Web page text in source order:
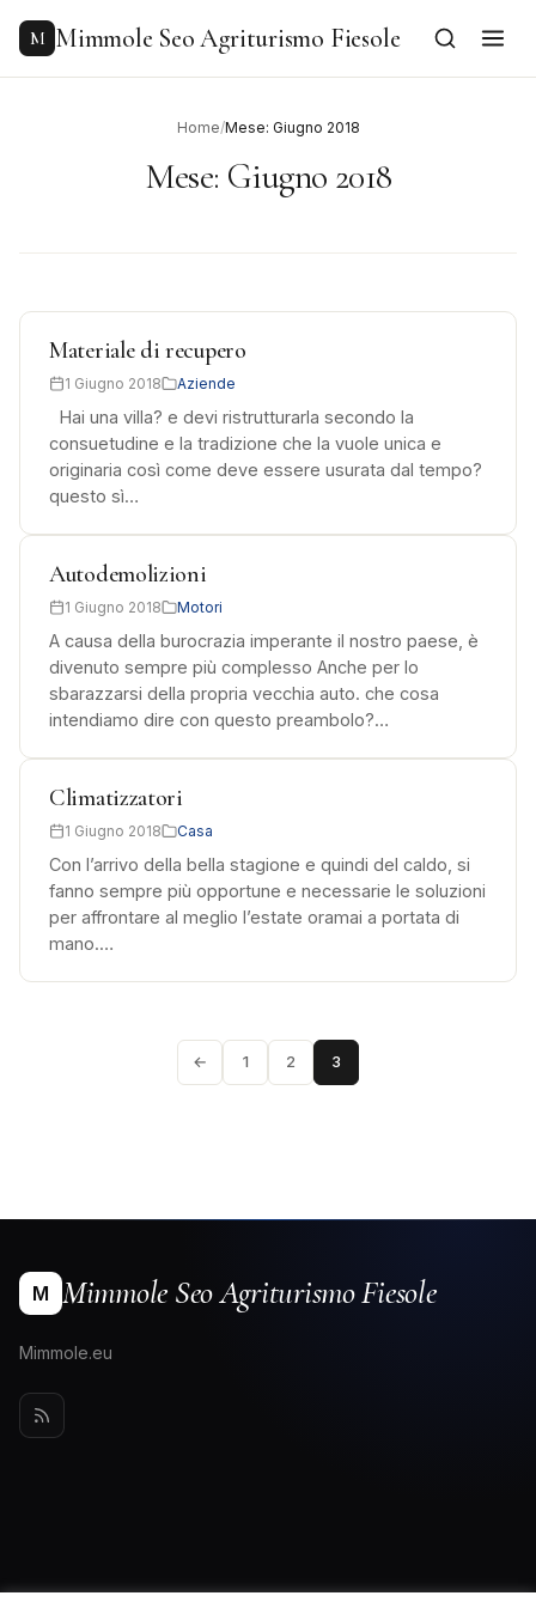
content
M Mimmole Seo Agriturismo Fiesole
Home/Mese: Giugno 2018
Mese: Giugno 2018
Materiale di recupero
1 Giugno 2018 Aziende
Hai una villa? e devi ristrutturarla secondo la
consuetudine e la tradizione che la vuole unica e
originaria così come deve essere usurata dal tempo?
questo sì…
Autodemolizioni
1 Giugno 2018 Motori
A causa della burocrazia imperante il nostro paese, è
divenuto sempre più complesso Anche per lo
sbarazzarsi della propria vecchia auto. che cosa
intendiamo dire con questo preambolo?…
Climatizzatori
1 Giugno 2018 Casa
Con l’arrivo della bella stagione e quindi del caldo, si
fanno sempre più opportune e necessarie le soluzioni
per affrontare al meglio l’estate oramai a portata di
mano.…
← 1 2 3
M Mimmole Seo Agriturismo Fiesole
Mimmole.eu